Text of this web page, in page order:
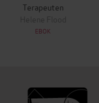
Terapeuten
Helene Flood
EBOK